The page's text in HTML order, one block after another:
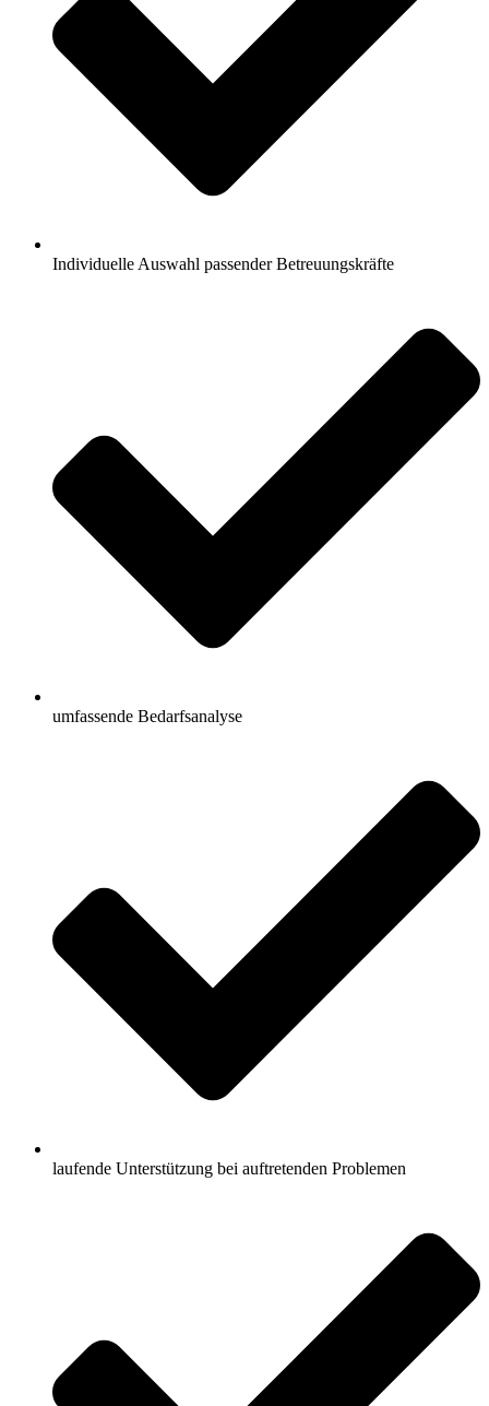
Individuelle Auswahl passender Betreuungskräfte
umfassende Bedarfsanalyse
laufende Unterstützung bei auftretenden Problemen